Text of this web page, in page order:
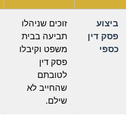
ביצוע
פסק דין
כספי
זוכים שניהלו
תביעה בבית
משפט וקיבלו
פסק דין
לטובתם
שהחייב לא
שילם.